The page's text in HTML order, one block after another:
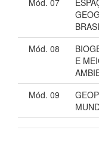
Mód. 07
Mód. 08
E
Mód. 09